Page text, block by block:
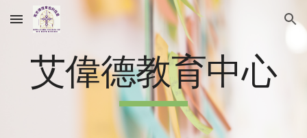
Skip to main content Skip to navigation
艾偉德教育中心